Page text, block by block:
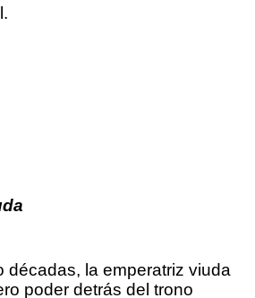
décadas, la emperatriz viuda
poder detrás del trono